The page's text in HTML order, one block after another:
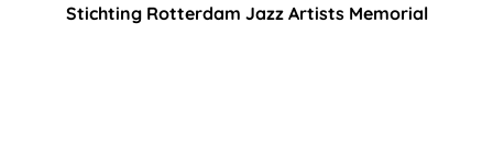
Stichting Rotterdam Jazz Artists Memorial